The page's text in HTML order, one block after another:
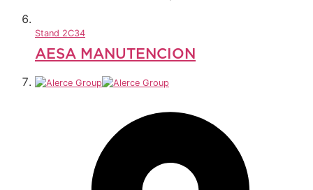
Stand 2C34
AESA MANUTENCION